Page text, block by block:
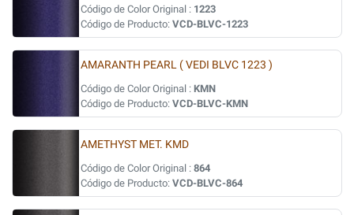
Código de Color Original : 1223
Código de Producto: VCD-BLVC-1223
AMARANTH PEARL ( VEDI BLVC 1223 )
Código de Color Original : KMN
Código de Producto: VCD-BLVC-KMN
AMETHYST MET. KMD
Código de Color Original : 864
Código de Producto: VCD-BLVC-864